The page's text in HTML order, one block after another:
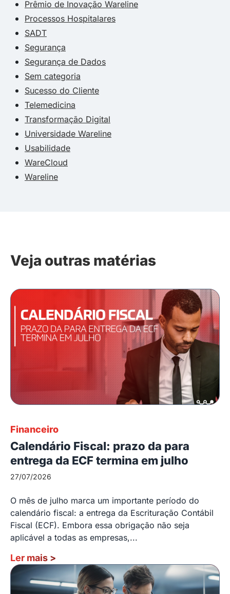
Prêmio de Inovação Wareline
Processos Hospitalares
SADT
Segurança
Segurança de Dados
Sem categoria
Sucesso do Cliente
Telemedicina
Transformação Digital
Universidade Wareline
Usabilidade
WareCloud
Wareline
Veja outras matérias
Financeiro
Calendário Fiscal: prazo da para
entrega da ECF termina em julho
27/07/2026
O mês de julho marca um importante período do
calendário fiscal: a entrega da Escrituração Contábil
Fiscal (ECF). Embora essa obrigação não seja
aplicável a todas as empresas,...
Ler mais >